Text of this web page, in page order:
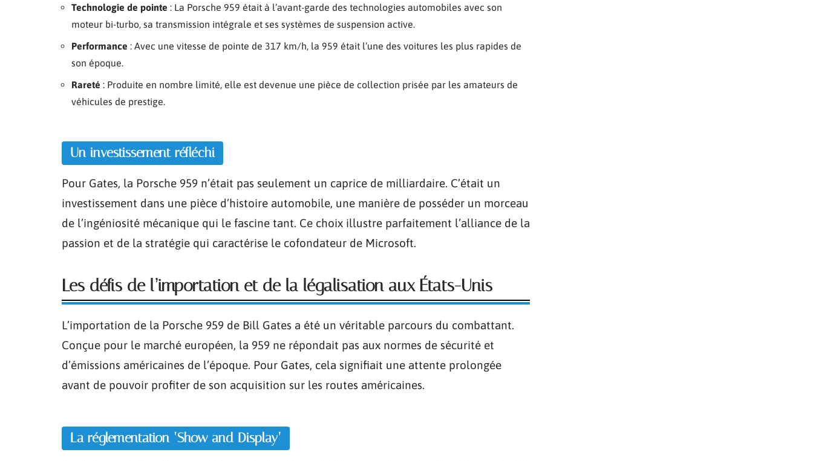
Technologie de pointe : La Porsche 959 était à l’avant-garde des technologies automobiles avec son
moteur bi-turbo, sa transmission intégrale et ses systèmes de suspension active.
Performance : Avec une vitesse de pointe de 317 km/h, la 959 était l’une des voitures les plus rapides de
son époque.
Rareté : Produite en nombre limité, elle est devenue une pièce de collection prisée par les amateurs de
véhicules de prestige.
Un investissement réfléchi
Pour Gates, la Porsche 959 n’était pas seulement un caprice de milliardaire. C’était un
investissement dans une pièce d’histoire automobile, une manière de posséder un morceau
de l’ingéniosité mécanique qui le fascine tant. Ce choix illustre parfaitement l’alliance de la
passion et de la stratégie qui caractérise le cofondateur de Microsoft.
Les défis de l’importation et de la légalisation aux États-Unis
L’importation de la Porsche 959 de Bill Gates a été un véritable parcours du combattant.
Conçue pour le marché européen, la 959 ne répondait pas aux normes de sécurité et
d’émissions américaines de l’époque. Pour Gates, cela signifiait une attente prolongée
avant de pouvoir profiter de son acquisition sur les routes américaines.
La réglementation ‘Show and Display’